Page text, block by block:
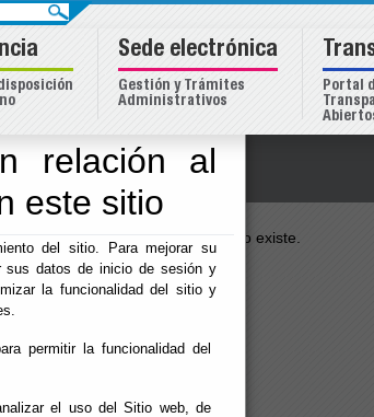
relación al
este sitio
del sitio. Para mejorar su
sus datos de inicio de sesión y
la funcionalidad del sitio y
permitir la funcionalidad del
el uso del Sitio web, de
no existe.
Sede electrónica
Gestión y Trámites
Administrativos
Portal